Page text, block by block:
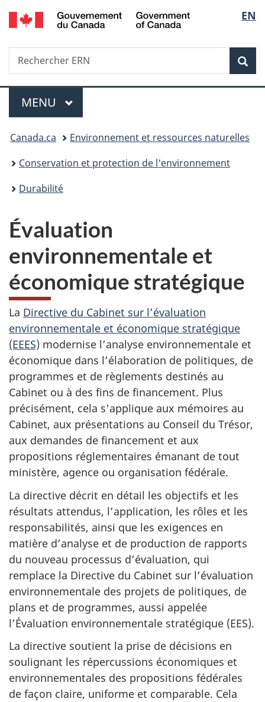
Passer
au
Passer
à
du
Passer
à
simplifiée
de
la
EN
Recherche
Rechercher
ERN
Menu
MENU PRINCIPAL
Vous
êtes
ici :
Canada.ca
Environnement et ressources naturelles
Conservation et protection de l'environnement
Durabilité
Évaluation
environnementale et
économique stratégique
La Directive du Cabinet sur l’évaluation
environnementale et économique stratégique
(EEES) modernise l’analyse environnementale et
économique dans l’élaboration de politiques, de
programmes et de règlements destinés au
Cabinet ou à des fins de financement. Plus
précisément, cela s'applique aux mémoires au
Cabinet, aux présentations au Conseil du Trésor,
aux demandes de financement et aux
propositions réglementaires émanant de tout
ministère, agence ou organisation fédérale.
La directive décrit en détail les objectifs et les
résultats attendus, l’application, les rôles et les
responsabilités, ainsi que les exigences en
matière d’analyse et de production de rapports
du nouveau processus d’évaluation, qui
remplace la Directive du Cabinet sur l’évaluation
environnementale des projets de politiques, de
plans et de programmes, aussi appelée
l’Évaluation environnementale stratégique (EES).
La directive soutient la prise de décisions en
soulignant les répercussions économiques et
environnementales des propositions fédérales
de façon claire, uniforme et comparable. Cela